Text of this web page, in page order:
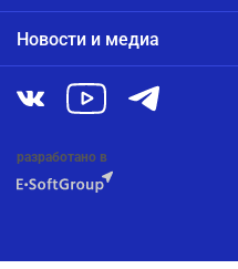
Новости и медиа
разработано в